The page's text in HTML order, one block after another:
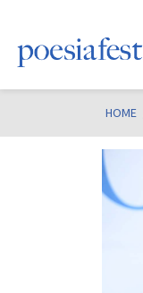
HOME